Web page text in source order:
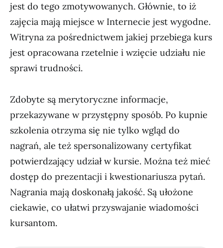
jest do tego zmotywowanych. Głównie, to iż
zajęcia mają miejsce w Internecie jest wygodne.
Witryna za pośrednictwem jakiej przebiega kurs
jest opracowana rzetelnie i wzięcie udziału nie
sprawi trudności.
Zdobyte są merytoryczne informacje,
przekazywane w przystępny sposób. Po kupnie
szkolenia otrzyma się nie tylko wgląd do
nagrań, ale też spersonalizowany certyfikat
potwierdzający udział w kursie. Można też mieć
dostęp do prezentacji i kwestionariusza pytań.
Nagrania mają doskonałą jakość. Są ułożone
ciekawie, co ułatwi przyswajanie wiadomości
kursantom.